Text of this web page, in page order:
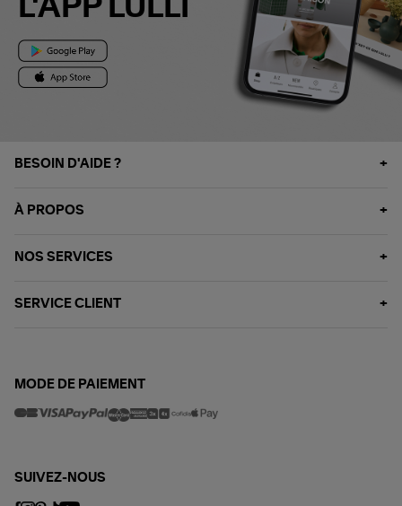
L'APP LULLI
BESOIN D'AIDE ?
À PROPOS
NOS SERVICES
SERVICE CLIENT
MODE DE PAIEMENT
SUIVEZ-NOUS